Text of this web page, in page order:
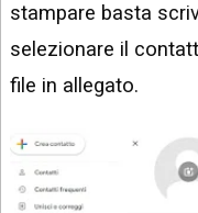
stampare basta
selezionare il
file in allegato.